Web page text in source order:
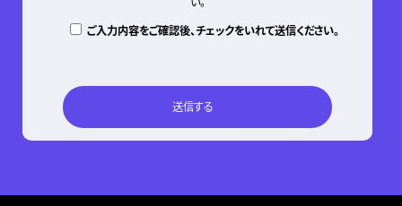
ご入力内容をご確認後、チェックをいれて送信ください。